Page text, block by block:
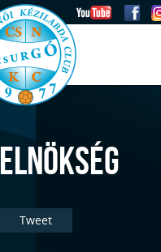
ELNÖKSÉG
Tweet